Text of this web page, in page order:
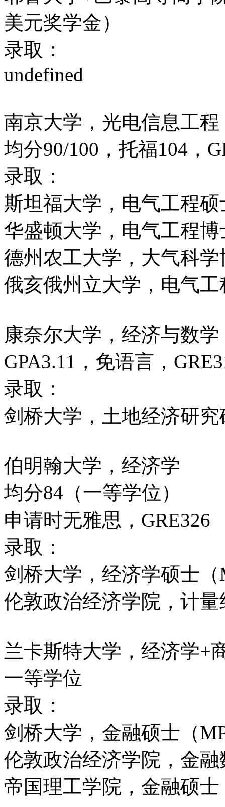
美元奖学金）
录取：
undefined
南京大学，光电信息工程
均分90/100，托福104，
录取：
斯坦福大学，电气工程硕
华盛顿大学，电气工程
德州农工大学，大气科
俄亥俄州立大学，电气
康奈尔大学，经济与数学
GPA3.11，免语言，
录取：
剑桥大学，土地经济研
伯明翰大学，经济学
均分84（一等学位）
申请时无雅思，GRE326
录取：
剑桥大学，经济学硕士
伦敦政治经济学院，计
兰卡斯特大学，经济学+
一等学位
录取：
剑桥大学，金融硕士（
伦敦政治经济学院，金
帝国理工学院，金融硕士